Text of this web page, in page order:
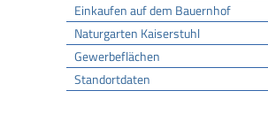
Einkaufen auf dem Bauernhof
Naturgarten Kaiserstuhl
Gewerbeflächen
Standortdaten